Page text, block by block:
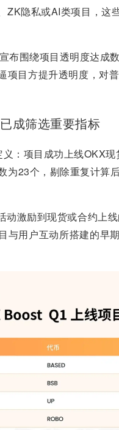
ZK隐私或AI类项目，这
布围绕项目透明度达成
项目方提升透明度，对
成筛选重要指标
义：项目成功上线OKX
为23个，剔除重复计算
激励到现货或合约上
与用户互动所搭建的早